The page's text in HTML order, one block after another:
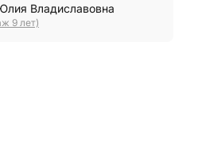
Владиславовна
9 лет)